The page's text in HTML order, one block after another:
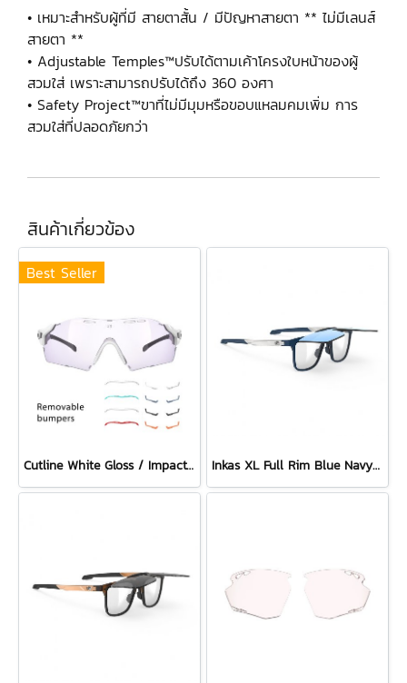
• เหมาะสำหรับผู้ที่มี สายตาสั้น / มีปัญหาสายตา ** ไม่มีเลนส์
สายตา **
• Adjustable Temples™ปรับได้ตามเค้าโครงใบหน้าของผู้
สวมใส่ เพราะสามารถปรับได้ถึง 360 องศา
• Safety Project™ขาที่ไม่มีมุมหรือขอบแหลมคมเพิ่ม การ
สวมใส่ที่ปลอดภัยกว่า
สินค้าเกี่ยวข้อง
Best Seller
Cutline White Gloss / ImpactX Photochromic 2 Laser Purple with bumpers set Inkas XL Full Rim Blue Navy Matte - Multilaser Ice